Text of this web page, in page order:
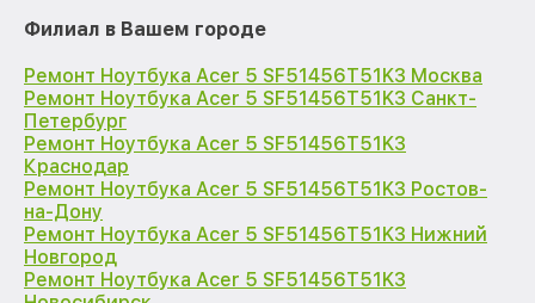
Филиал в Вашем городе
Ремонт Ноутбука Acer 5 SF51456T51K3 Москва
Ремонт Ноутбука Acer 5 SF51456T51K3 Санкт-
Петербург
Ремонт Ноутбука Acer 5 SF51456T51K3
Краснодар
Ремонт Ноутбука Acer 5 SF51456T51K3 Ростов-
на-Дону
Ремонт Ноутбука Acer 5 SF51456T51K3 Нижний
Новгород
Ремонт Ноутбука Acer 5 SF51456T51K3